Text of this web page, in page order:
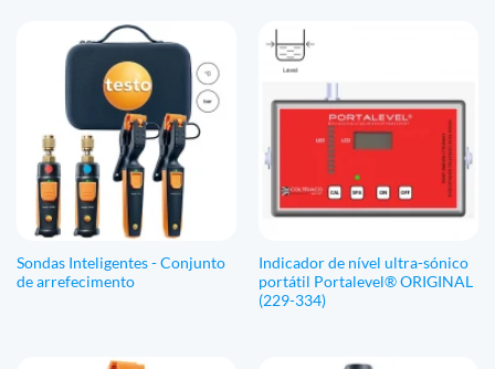
Sondas Inteligentes - Conjunto
de arrefecimento
Indicador de nível ultra-sónico
portátil Portalevel® ORIGINAL
(229-334)